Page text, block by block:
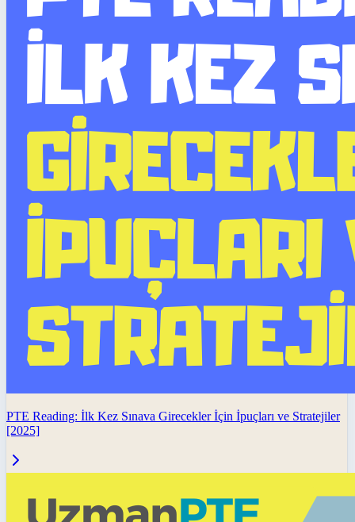
PTE Reading: İlk Kez Sınava Girecekler İçin İpuçları ve Stratejiler
[2025]